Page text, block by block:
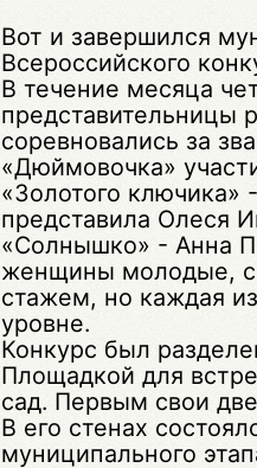
Вот и завершился
Всероссийского
В течение месяца
представительницы
соревновались за
«Дюймовочка»
«Золотого ключика»
представила Олеся
«Солнышко» - Анна
женщины молодые, с
стажем, но каждая
уровне.
Конкурс был
Площадкой для
сад. Первым свои
В его стенах
муниципального